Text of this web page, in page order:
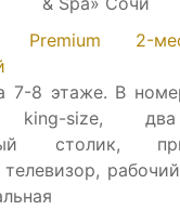
Premium 2-
7-8 этаже. В
king-size,
столик,